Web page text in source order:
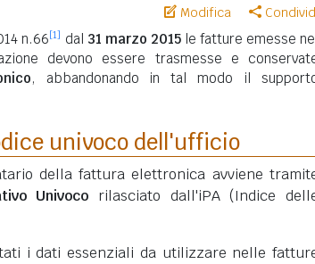
Modifica
n.66[1] dal 31 marzo 2015le fatture emesse
devono essere trasmesse e
, abbandonando in tal modo il
univoco dell'ufficio
della fattura elettronica avviene
Univoco rilasciato dall'iPA (Indice
i dati essenziali da utilizzare nelle